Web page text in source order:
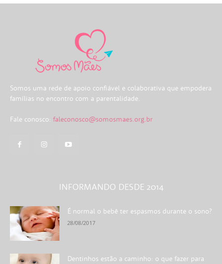
Somos uma rede de apoio confiável e colaborativa que empodera
famílias no encontro com a parentalidade.
Fale conosco: faleconosco@somosmaes.org.br
INFORMANDO DESDE 2014
É normal o bebê ter espasmos durante o sono?
28/08/2017
Dentinhos estão a caminho: o que fazer para